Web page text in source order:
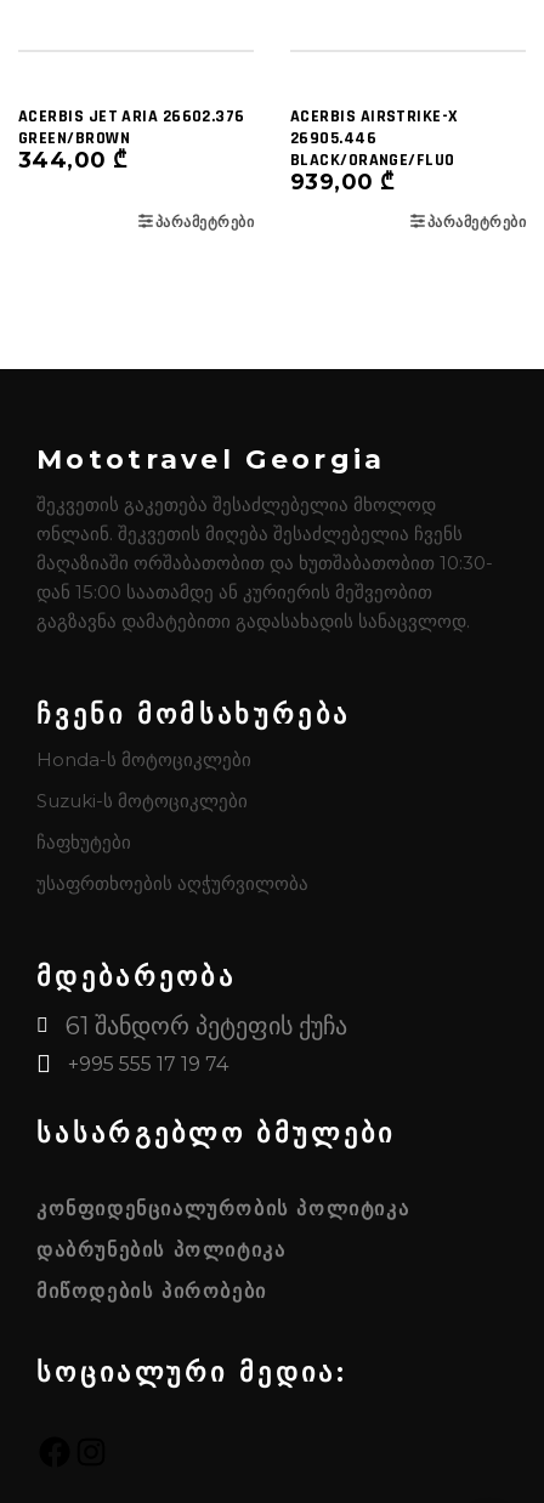
ACERBIS JET ARIA 26602.376
GREEN/BROWN
344,00 ₾
ᲞᲐᲠᲐᲛᲔᲢᲠᲔᲑᲘ
ACERBIS AIRSTRIKE-X
26905.446
BLACK/ORANGE/FLUO
939,00 ₾
ᲞᲐᲠᲐᲛᲔᲢᲠᲔᲑᲘ
Mototravel Georgia
შეკვეთის გაკეთება შესაძლებელია მხოლოდ
ონლაინ. შეკვეთის მიღება შესაძლებელია ჩვენს
მაღაზიაში ორშაბათობით და ხუთშაბათობით 10:30-
დან 15:00 საათამდე ან კურიერის მეშვეობით
გაგზავნა დამატებითი გადასახადის სანაცვლოდ.
ჩვენი მომსახურება
Honda-ს მოტოციკლები
Suzuki-ს მოტოციკლები
ჩაფხუტები
უსაფრთხოების აღჭურვილობა
მდებარეობა
61 შანდორ პეტეფის ქუჩა
+995 555 17 19 74
სასარგებლო ბმულები
ᲙᲝᲜᲤᲘᲓᲔᲜᲪᲘᲐᲚᲣᲠᲝᲑᲘᲡ ᲞᲝᲚᲘᲢᲘᲙᲐ
ᲓᲐᲑᲠᲣᲜᲔᲑᲘᲡ ᲞᲝᲚᲘᲢᲘᲙᲐ
ᲛᲘᲬᲝᲓᲔᲑᲘᲡ ᲞᲘᲠᲝᲑᲔᲑᲘ
სოციალური მედია: